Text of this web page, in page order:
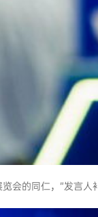
会的同仁，”发言